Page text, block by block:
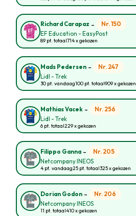
Richard Carapaz - Nr. 150
EF Education - EasyPost
89 pt. totaal714 x gekozen
Mads Pedersen - Nr. 247
Lidl - Trek
30 pt. vandaag100 pt. totaal909 x gekozen
Mathias Vacek - Nr. 256
Lidl - Trek
6 pt. totaal229 x gekozen
Filippo Ganna - Nr. 205
Netcompany INEOS
4 pt. vandaag25 pt. totaal325 x gekozen
Dorian Godon - Nr. 206
Netcompany INEOS
11 pt. totaal410 x gekozen